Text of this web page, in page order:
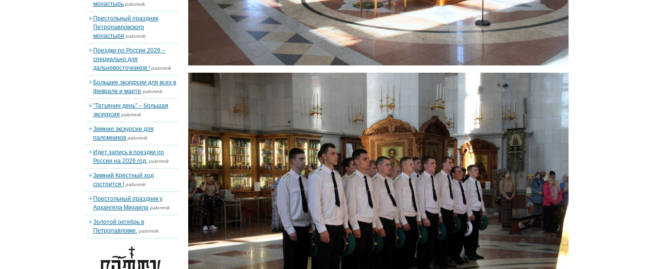
монастырь palomnik
Престольный праздник
Петропавловского
монастыря palomnik
Поездки по России 2026 –
специально для
дальневосточников ! palomnik
Большие экскурсии для всех в
феврале и марте palomnik
“Татьянин день” – большая
экскурсия palomnik
Зимние экскурсии для
паломников palomnik
Идет запись в поездки по
России на 2026 год. palomnik
Зимний Крестный ход
состоится ! palomnik
Престольный праздник у
Архангела Михаила palomnik
Золотой октябрь в
Петропавловке. palomnik